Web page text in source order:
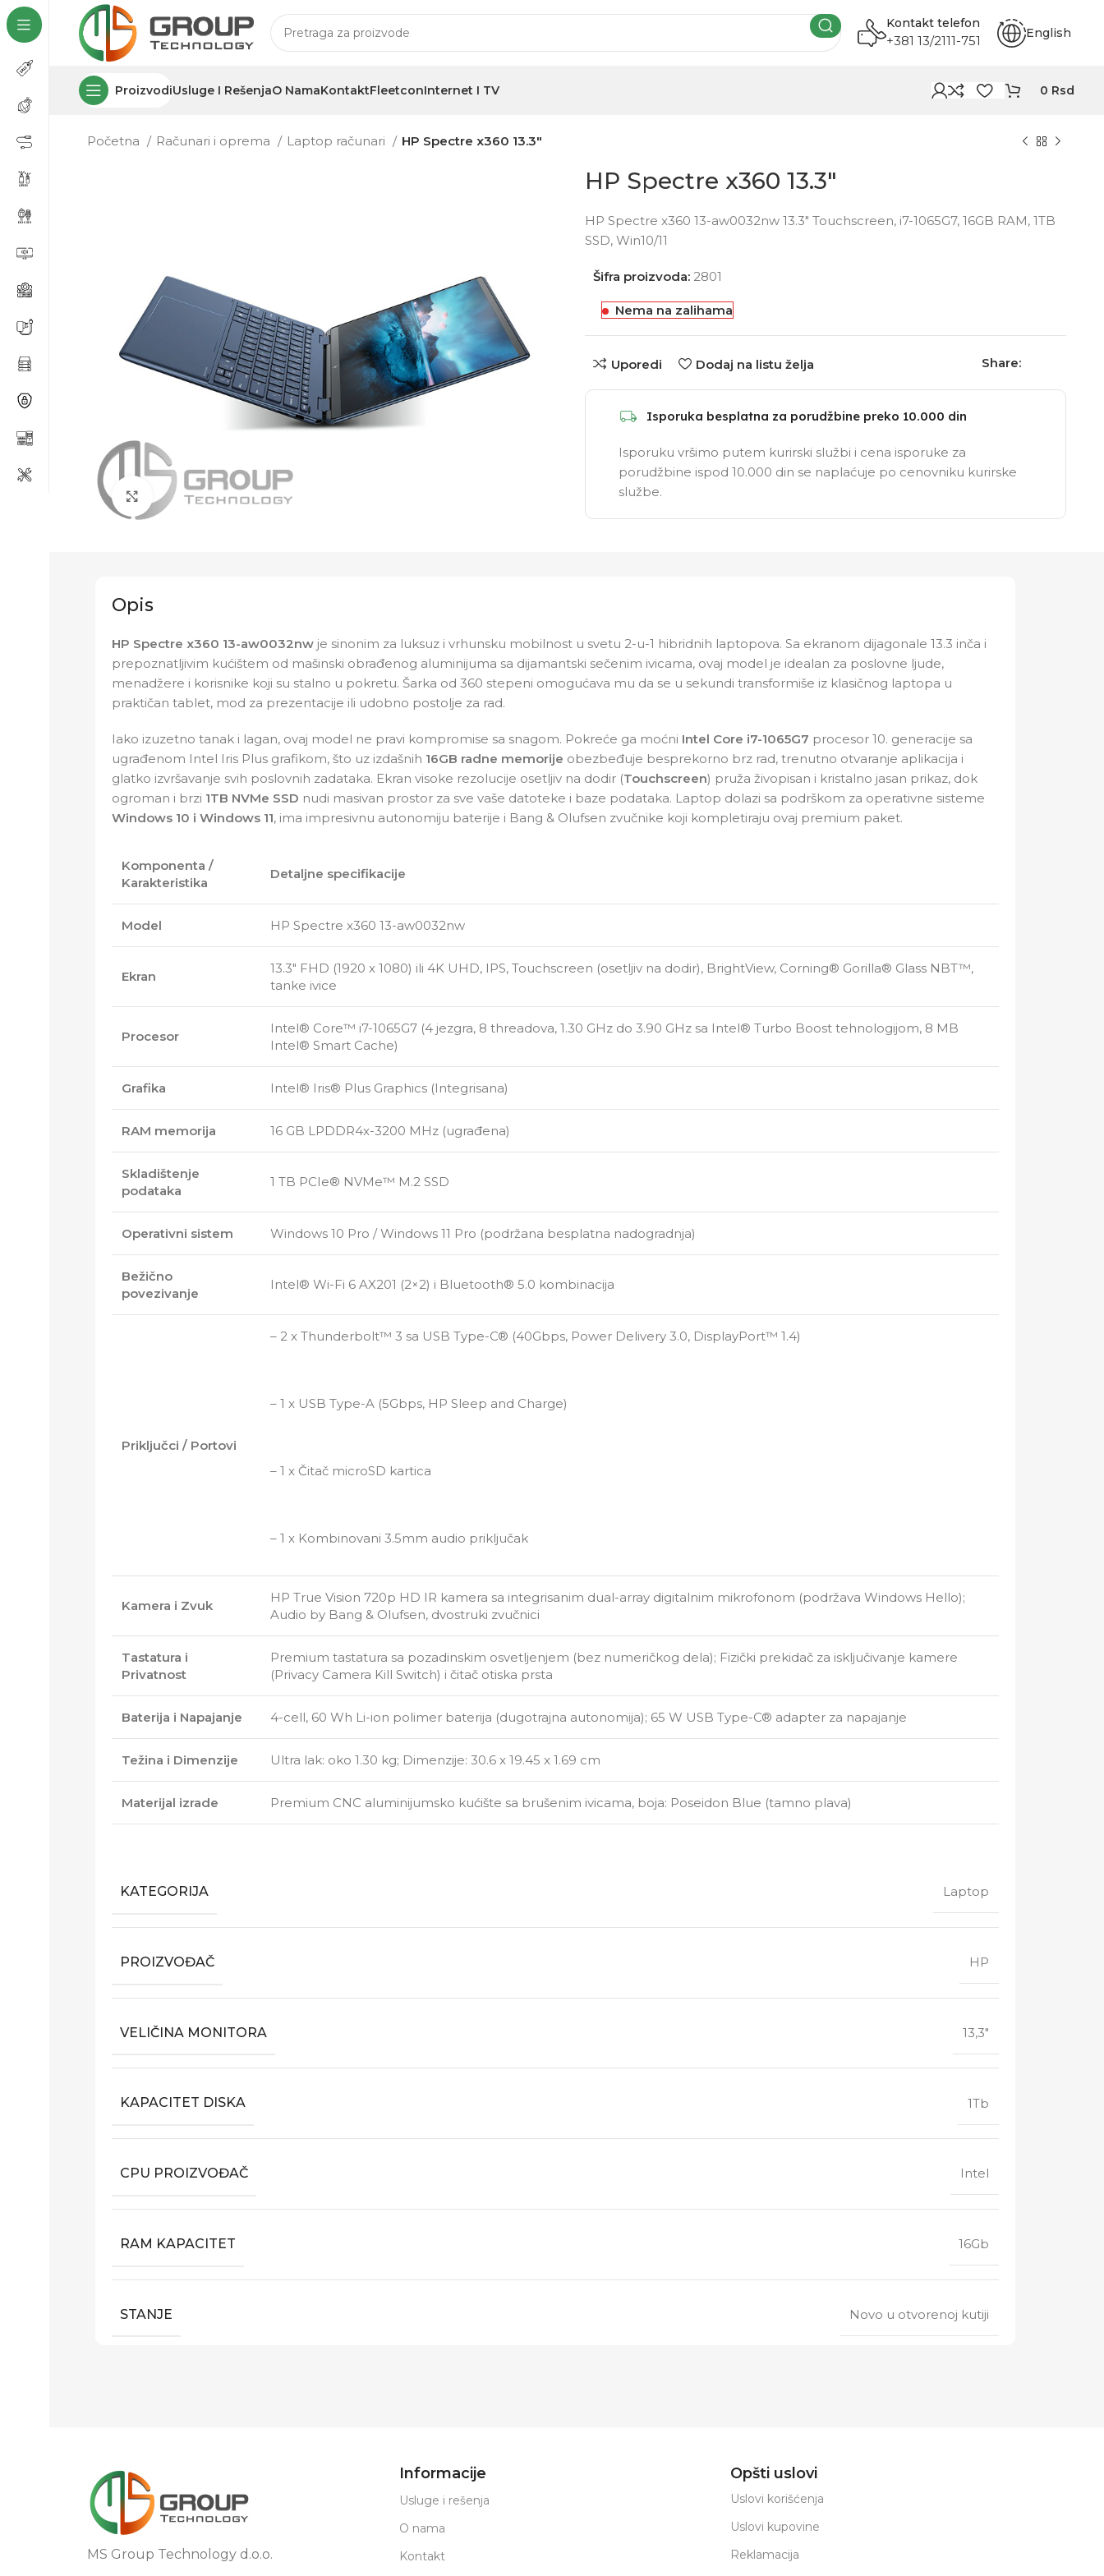
Kontakt telefon
+381 13/2111-751 English
ProizvodiUsluge I RešenjaO NamaKontaktFleetconInternet I TV 0 Rsd
Početna Računari i oprema Laptop računari HP Spectre x360 13.3″
Click to enlarge
HP Spectre x360 13.3″
HP Spectre x360 13-aw0032nw 13.3″ Touchscreen, i7-1065G7, 16GB RAM, 1TB
SSD, Win10/11
Šifra proizvoda: 2801
Nema na zalihama
Uporedi Dodaj na listu želja Share:
Isporuka besplatna za porudžbine preko 10.000 din
Isporuku vršimo putem kurirski službi i cena isporuke za
porudžbine ispod 10.000 din se naplaćuje po cenovniku kurirske
službe.
Opis
HP Spectre x360 13-aw0032nw je sinonim za luksuz i vrhunsku mobilnost u svetu 2-u-1 hibridnih laptopova. Sa ekranom dijagonale 13.3 inča i
prepoznatljivim kućištem od mašinski obrađenog aluminijuma sa dijamantski sečenim ivicama, ovaj model je idealan za poslovne ljude,
menadžere i korisnike koji su stalno u pokretu. Šarka od 360 stepeni omogućava mu da se u sekundi transformiše iz klasičnog laptopa u
praktičan tablet, mod za prezentacije ili udobno postolje za rad.
Iako izuzetno tanak i lagan, ovaj model ne pravi kompromise sa snagom. Pokreće ga moćni Intel Core i7-1065G7 procesor 10. generacije sa
ugrađenom Intel Iris Plus grafikom, što uz izdašnih 16GB radne memorije obezbeđuje besprekorno brz rad, trenutno otvaranje aplikacija i
glatko izvršavanje svih poslovnih zadataka. Ekran visoke rezolucije osetljiv na dodir (Touchscreen) pruža živopisan i kristalno jasan prikaz, dok
ogroman i brzi 1TB NVMe SSD nudi masivan prostor za sve vaše datoteke i baze podataka. Laptop dolazi sa podrškom za operativne sisteme
Windows 10 i Windows 11, ima impresivnu autonomiju baterije i Bang & Olufsen zvučnike koji kompletiraju ovaj premium paket.
Komponenta /
Karakteristika
Detaljne specifikacije
Model HP Spectre x360 13-aw0032nw
Ekran
13.3″ FHD (1920 x 1080) ili 4K UHD, IPS, Touchscreen (osetljiv na dodir), BrightView, Corning® Gorilla® Glass NBT™,
tanke ivice
Procesor
Intel® Core™ i7-1065G7 (4 jezgra, 8 threadova, 1.30 GHz do 3.90 GHz sa Intel® Turbo Boost tehnologijom, 8 MB
Intel® Smart Cache)
Grafika Intel® Iris® Plus Graphics (Integrisana)
RAM memorija 16 GB LPDDR4x-3200 MHz (ugrađena)
Skladištenje
podataka
1 TB PCIe® NVMe™ M.2 SSD
Operativni sistem Windows 10 Pro / Windows 11 Pro (podržana besplatna nadogradnja)
Bežično
povezivanje
Intel® Wi-Fi 6 AX201 (2×2) i Bluetooth® 5.0 kombinacija
Priključci / Portovi
– 2 x Thunderbolt™ 3 sa USB Type-C® (40Gbps, Power Delivery 3.0, DisplayPort™ 1.4)
– 1 x USB Type-A (5Gbps, HP Sleep and Charge)
– 1 x Čitač microSD kartica
– 1 x Kombinovani 3.5mm audio priključak
Kamera i Zvuk
HP True Vision 720p HD IR kamera sa integrisanim dual-array digitalnim mikrofonom (podržava Windows Hello);
Audio by Bang & Olufsen, dvostruki zvučnici
Tastatura i
Privatnost
Premium tastatura sa pozadinskim osvetljenjem (bez numeričkog dela); Fizički prekidač za isključivanje kamere
(Privacy Camera Kill Switch) i čitač otiska prsta
Baterija i Napajanje 4-cell, 60 Wh Li-ion polimer baterija (dugotrajna autonomija); 65 W USB Type-C® adapter za napajanje
Težina i Dimenzije Ultra lak: oko 1.30 kg; Dimenzije: 30.6 x 19.45 x 1.69 cm
Materijal izrade Premium CNC aluminijumsko kućište sa brušenim ivicama, boja: Poseidon Blue (tamno plava)
KATEGORIJA Laptop
PROIZVOĐAČ HP
VELIČINA MONITORA 13,3"
KAPACITET DISKA 1Tb
CPU PROIZVOĐAČ Intel
RAM KAPACITET 16Gb
STANJE Novo u otvorenoj kutiji
MS Group Technology d.o.o.
Informacije
Usluge i rešenja
O nama
Kontakt
Opšti uslovi
Uslovi korišćenja
Uslovi kupovine
Reklamacija